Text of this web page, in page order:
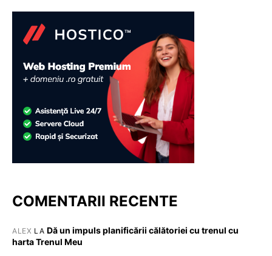
COMENTARII RECENTE
ALEX LA Dă un impuls planificării călătoriei cu trenul cu
harta Trenul Meu